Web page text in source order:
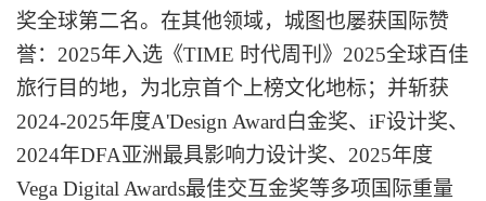
奖全球第二名。 在其他领域，城图也屡获国际赞
誉： 2025年入选《TIME 时代周刊》2025全球百佳
旅行目的地，为北京首个上榜文化地标； 并斩获
2024-2025年度A'Design Award白金奖、iF设计奖、
2024年DFA亚洲最具影响力设计奖、 2025年度
Vega Digital Awards最佳交互金奖等多项国际重量